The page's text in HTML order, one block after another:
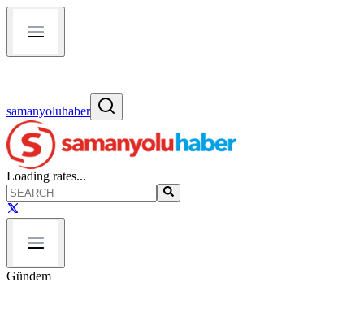
samanyoluhaber
Loading rates...
Gündem